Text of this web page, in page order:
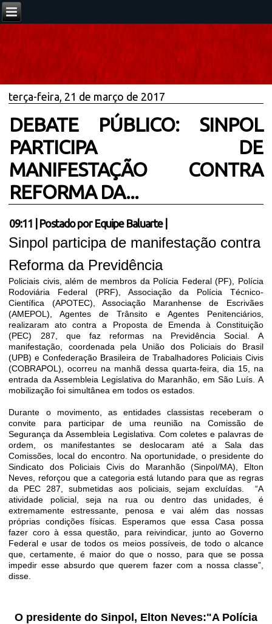
terça-feira, 21 de março de 2017
DEBATE PÚBLICO: SINPOL
PARTICIPA DE
MANIFESTAÇÃO CONTRA
REFORMA DA...
09:11 Postado por Equipe Baluarte
Sinpol participa de manifestação contra
Reforma da Previdência
Policiais civis, além de membros da Polícia Federal (PF), Polícia
Rodoviária Federal (PRF), Associação da Polícia Técnico-
Científica (APOTEC), Associação Maranhense de Escrivães
(AMEPOL), Agentes de Trânsito e Agentes Penitenciários,
realizaram ato contra a Proposta de Emenda à Constituição
(PEC) 287, que faz reformas na Previdência Social. A
manifestação, coordenada pela União dos Policiais do Brasil
(UPB) e Confederação Brasileira de Trabalhadores Policiais Civis
(COBRAPOL), ocorreu na manhã dessa quarta-feira, dia 15, na
entrada da Assembleia Legislativa do Maranhão, em São Luís. A
mobilização foi simultânea em todos os estados.
Durante o movimento, as entidades classistas receberam o
convite para participar de uma reunião na Comissão de
Segurança da Assembleia Legislativa. Com coletes e palavras de
ordem, os manifestantes se deslocaram até a Sala das
Comissões, local do encontro. Na oportunidade, o presidente do
Sindicato dos Policiais Civis do Maranhão (Sinpol/MA), Elton
Neves, reforçou que a categoria está lutando para que as regras
da PEC 287, submetidas aos policiais, sejam excluídas. “A
atividade policial, seja na rua ou dentro das unidades, é
extremamente estressante, penosa e vai além das nossas
próprias condições físicas. Esperamos que essa Casa possa
fazer coro à essa questão, para reivindicar, junto ao Governo
Federal e usar de todos os meios possíveis, de todo o alcance
que, certamente, é maior do que o nosso, para que se possa
impedir esse absurdo que querem fazer com a nossa classe”,
disse.
O presidente do Sinpol, Elton Neves:"A Polícia